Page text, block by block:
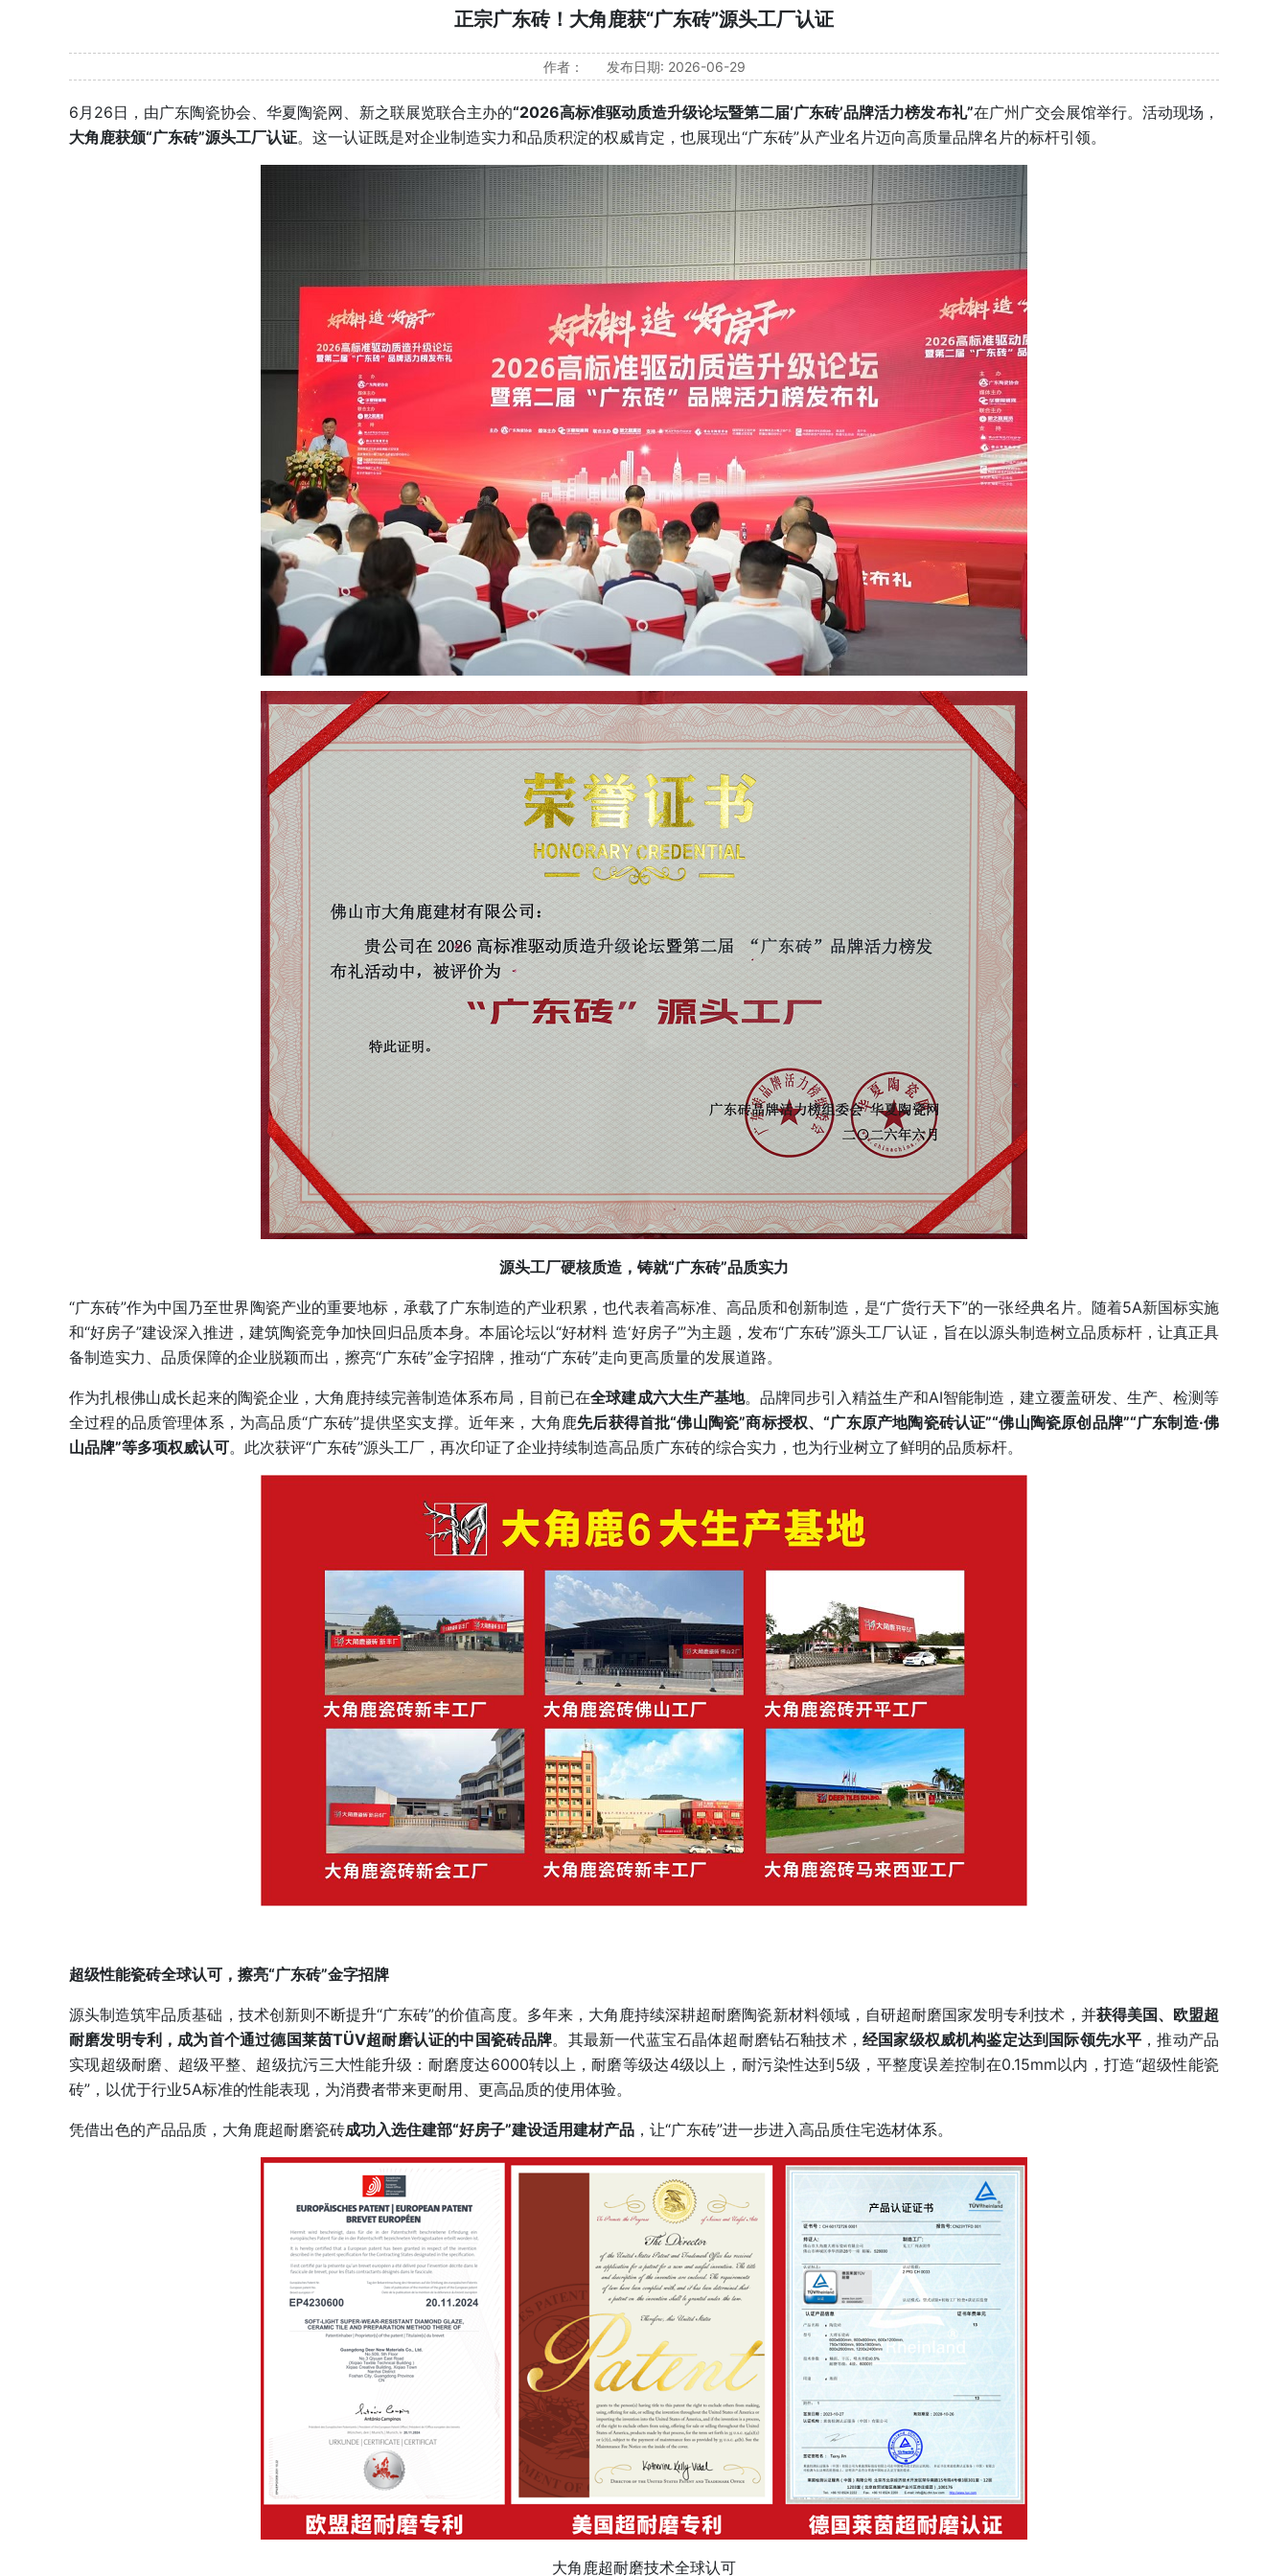
正宗广东砖！大角鹿获“广东砖”源头工厂认证
作者： 发布日期: 2026-06-29
6月26日，由广东陶瓷协会、华夏陶瓷网、新之联展览联合主办的“2026高标准驱动质造升级论坛暨第二届‘广东砖’品牌活力榜发布礼”在广州广交会展馆举行。活动现场，
大角鹿获颁“广东砖”源头工厂认证。这一认证既是对企业制造实力和品质积淀的权威肯定，也展现出“广东砖”从产业名片迈向高质量品牌名片的标杆引领。
源头工厂硬核质造，铸就“广东砖”品质实力
“广东砖”作为中国乃至世界陶瓷产业的重要地标，承载了广东制造的产业积累，也代表着高标准、高品质和创新制造，是“广货行天下”的一张经典名片。随着5A新国标实施
和“好房子”建设深入推进，建筑陶瓷竞争加快回归品质本身。本届论坛以“好材料 造‘好房子’”为主题，发布“广东砖”源头工厂认证，旨在以源头制造树立品质标杆，让真正具
备制造实力、品质保障的企业脱颖而出，擦亮“广东砖”金字招牌，推动“广东砖”走向更高质量的发展道路。
作为扎根佛山成长起来的陶瓷企业，大角鹿持续完善制造体系布局，目前已在全球建成六大生产基地。品牌同步引入精益生产和AI智能制造，建立覆盖研发、生产、检测等
全过程的品质管理体系，为高品质“广东砖”提供坚实支撑。近年来，大角鹿先后获得首批“佛山陶瓷”商标授权、“广东原产地陶瓷砖认证”“佛山陶瓷原创品牌”“广东制造·佛
山品牌”等多项权威认可。此次获评“广东砖”源头工厂，再次印证了企业持续制造高品质广东砖的综合实力，也为行业树立了鲜明的品质标杆。
超级性能瓷砖全球认可，擦亮“广东砖”金字招牌
源头制造筑牢品质基础，技术创新则不断提升“广东砖”的价值高度。多年来，大角鹿持续深耕超耐磨陶瓷新材料领域，自研超耐磨国家发明专利技术，并获得美国、欧盟超
耐磨发明专利，成为首个通过德国莱茵TÜV超耐磨认证的中国瓷砖品牌。其最新一代蓝宝石晶体超耐磨钻石釉技术，经国家级权威机构鉴定达到国际领先水平 ，推动产品
实现超级耐磨、超级平整、超级抗污三大性能升级：耐磨度达6000转以上，耐磨等级达4级以上，耐污染性达到5级，平整度误差控制在0.15mm以内，打造“超级性能瓷
砖”，以优于行业5A标准的性能表现，为消费者带来更耐用、更高品质的使用体验。
凭借出色的产品品质，大角鹿超耐磨瓷砖成功入选住建部“好房子”建设适用建材产品 ，让“广东砖”进一步进入高品质住宅选材体系。
大角鹿超耐磨技术全球认可